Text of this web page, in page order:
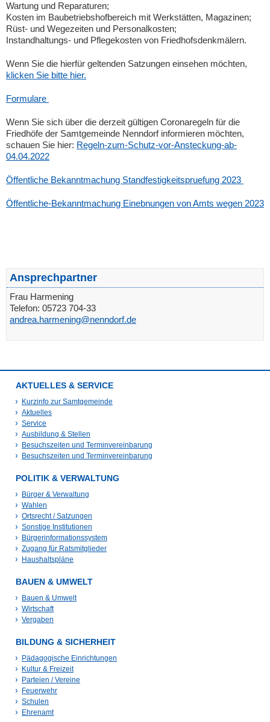
Wartung und Reparaturen;
Kosten im Baubetriebshofbereich mit Werkstätten, Magazinen;
Rüst- und Wegezeiten und Personalkosten;
Instandhaltungs- und Pflegekosten von Friedhofsdenkmälern.
Wenn Sie die hierfür geltenden Satzungen einsehen möchten,
klicken Sie bitte hier.
Formulare
Wenn Sie sich über die derzeit gültigen Coronaregeln für die
Friedhöfe der Samtgemeinde Nenndorf informieren möchten,
schauen Sie hier: Regeln-zum-Schutz-vor-Ansteckung-ab-
04.04.2022
Öffentliche Bekanntmachung Standfestigkeitspruefung 2023
Öffentliche-Bekanntmachung Einebnungen von Amts wegen 2023
Ansprechpartner
Frau Harmening
Telefon: 05723 704-33
andrea.harmening@nenndorf.de
AKTUELLES & SERVICE
Kurzinfo zur Samtgemeinde
Aktuelles
Service
Ausbildung & Stellen
Besuchszeiten und Terminvereinbarung
Besuchszeiten und Terminvereinbarung
POLITIK & VERWALTUNG
Bürger & Verwaltung
Wahlen
Ortsrecht / Satzungen
Sonstige Institutionen
Bürgerinformationssystem
Zugang für Ratsmitglieder
Haushaltspläne
BAUEN & UMWELT
Bauen & Umwelt
Wirtschaft
Vergaben
BILDUNG & SICHERHEIT
Pädagogische Einrichtungen
Kultur & Freizeit
Parteien / Vereine
Feuerwehr
Schulen
Ehrenamt